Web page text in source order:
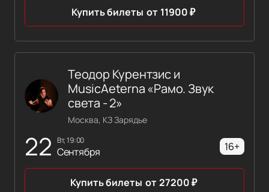
Купить билеты от 11900₽
22 вт, 19:00
Сентября
Теодор Курентзис и
MusicAeterna «Рамо. Звук
света - 2»
Москва, КЗ Зарядье
16+
Купить билеты от 27200₽